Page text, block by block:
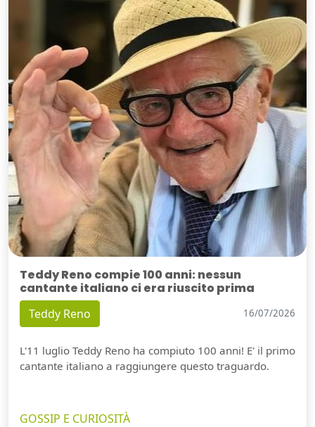
Teddy Reno compie 100 anni: nessun
cantante italiano ci era riuscito prima
Teddy Reno 16/07/2026
L'11 luglio Teddy Reno ha compiuto 100 anni! E' il primo
cantante italiano a raggiungere questo traguardo.
GOSSIP E CURIOSITÀ